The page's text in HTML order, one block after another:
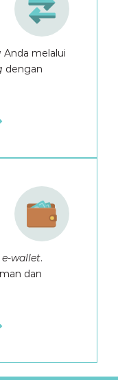
Anda melalui
dengan
e-wallet.
dan